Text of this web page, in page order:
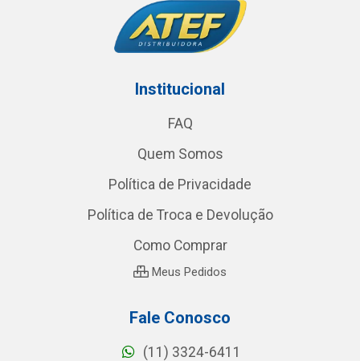
Institucional
FAQ
Quem Somos
Política de Privacidade
Política de Troca e Devolução
Como Comprar
Meus Pedidos
Fale Conosco
(11) 3324-6411